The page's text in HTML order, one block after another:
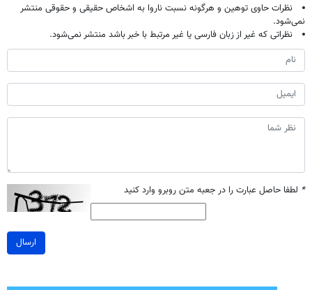
نظرات حاوی توهین و هرگونه نسبت ناروا به اشخاص حقیقی و حقوقی منتشر
نمی‌شود.
نظراتی که غیر از زبان فارسی یا غیر مرتبط با خبر باشد منتشر نمی‌شود.
* لطفا حاصل عبارت را در جعبه متن روبرو وارد کنید
ارسال